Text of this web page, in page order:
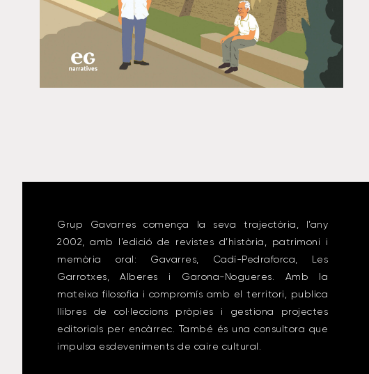
Grup Gavarres comença la seva trajectòria, l’any
2002, amb l’edició de revistes d’història, patrimoni i
memòria oral: Gavarres, Cadí-Pedraforca, Les
Garrotxes, Alberes i Garona-Nogueres. Amb la
mateixa filosofia i compromís amb el territori, publica
llibres de col·leccions pròpies i gestiona projectes
editorials per encàrrec. També és una consultora que
impulsa esdeveniments de caire cultural.